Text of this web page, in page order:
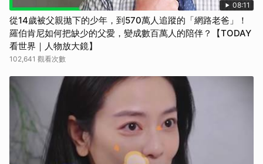
08:11
從14歲被父親拋下的少年，到570萬人追蹤的「網路老爸」！
羅伯肯尼如何把缺少的父愛，變成數百萬人的陪伴？【TODAY
看世界｜人物放大鏡】
102,641 觀看次數